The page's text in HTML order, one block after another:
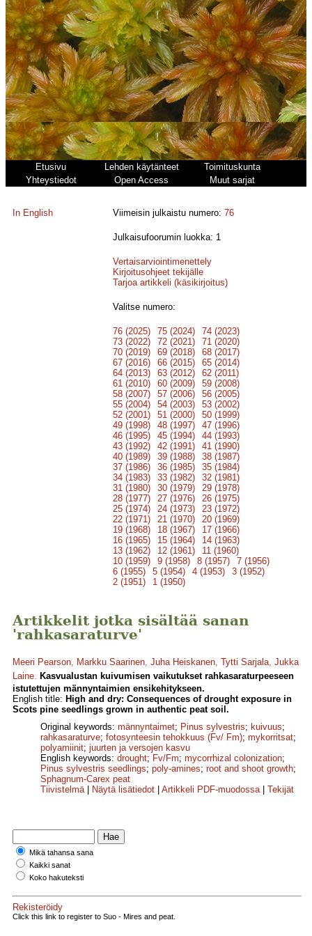
Etusivu Lehden käytänteet
Toimituskunta
Yhteystiedot
Open Access Muut sarjat
In English Viimeisin julkaistu numero:76
Julkaisufoorumin luokka: 1
Vertaisarviointimenettely
Kirjoitusohjeet tekijälle
Tarjoa artikkeli (käsikirjoitus)
Valitse numero:
76 (2025) 75 (2024)
74 (2023)
73 (2022)
72 (2021)
71 (2020)
70 (2019)
69 (2018)
68 (2017)
67 (2016)
66 (2015)
65 (2014)
64 (2013)
63 (2012)
62 (2011)
61 (2010)
60 (2009)
59 (2008)
58 (2007)
57 (2006)
56 (2005)
55 (2004)
54 (2003)
53 (2002)
52 (2001)
51 (2000)
50 (1999)
49 (1998)
48 (1997)
47 (1996)
46 (1995)
45 (1994)
44 (1993)
43 (1992)
42 (1991)
41 (1990)
40 (1989)
39 (1988)
38 (1987)
37 (1986)
36 (1985)
35 (1984)
34 (1983)
33 (1982)
32 (1981)
31 (1980)
30 (1979)
29 (1978)
28 (1977)
27 (1976)
26 (1975)
25 (1974)
24 (1973)
23 (1972)
22 (1971)
21 (1970)
20 (1969)
19 (1968)
18 (1967)
17 (1966)
16 (1965)
15 (1964)
14 (1963)
13 (1962)
12 (1961)
11 (1960)
10 (1959)
9 (1958) 8 (1957)
7 (1956)
6 (1955)
5 (1954) 4 (1953)
3 (1952)
2 (1951)
1 (1950)
Artikkelit jotka sisältää sanan
'rahkasaraturve'
Meeri Pearson, Markku Saarinen, Juha Heiskanen, Tytti Sarjala, Jukka
Laine. Kasvualustan kuivumisen vaikutukset rahkasaraturpeeseen
istutettujen männyntaimien ensikehitykseen.
English title: High and dry: Consequences of drought exposure in
Scots pine seedlings grown in authentic peat soil.
Original keywords: männyntaimet; Pinus sylvestris; kuivuus;
rahkasaraturve; fotosynteesin tehokkuus (Fv/ Fm); mykorritsat;
polyamiinit; juurten ja versojen kasvu
English keywords: drought; Fv/Fm; mycorrhizal colonization;
Pinus sylvestris seedlings; poly-amines; root and shoot growth;
Sphagnum-Carex peat
Tiivistelmä| Näytä lisätiedot Artikkeli PDF-muodossa| Tekijät
Mikä tahansa sana
Kaikki sanat
Koko hakuteksti
Rekisteröidy
Click this link to register to Suo - Mires and peat.